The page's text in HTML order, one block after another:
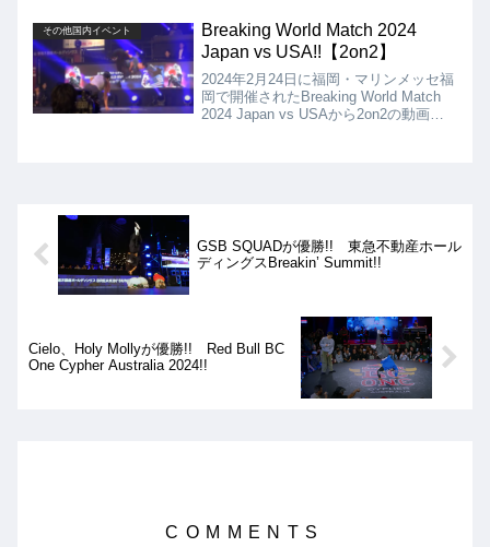
制し、見事優勝に輝いたのはBboy
Hiro10でした!!
その他国内イベント
Breaking World Match 2024
Japan vs USA!!【2on2】
2024年2月24日に福岡・マリンメッセ福
岡で開催されたBreaking World Match
2024 Japan vs USAから2on2の動画を
GSB SQUADが優勝!! 東急不動産ホール
ディングスBreakin’ Summit!!
Cielo、Holy Mollyが優勝!! Red Bull BC
One Cypher Australia 2024!!